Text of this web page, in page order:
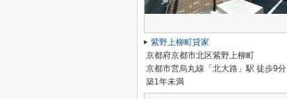
紫野上柳町貸家
京都府京都市北区紫野上柳町
京都市営烏丸線「北大路」駅 徒歩9分
築1年未満